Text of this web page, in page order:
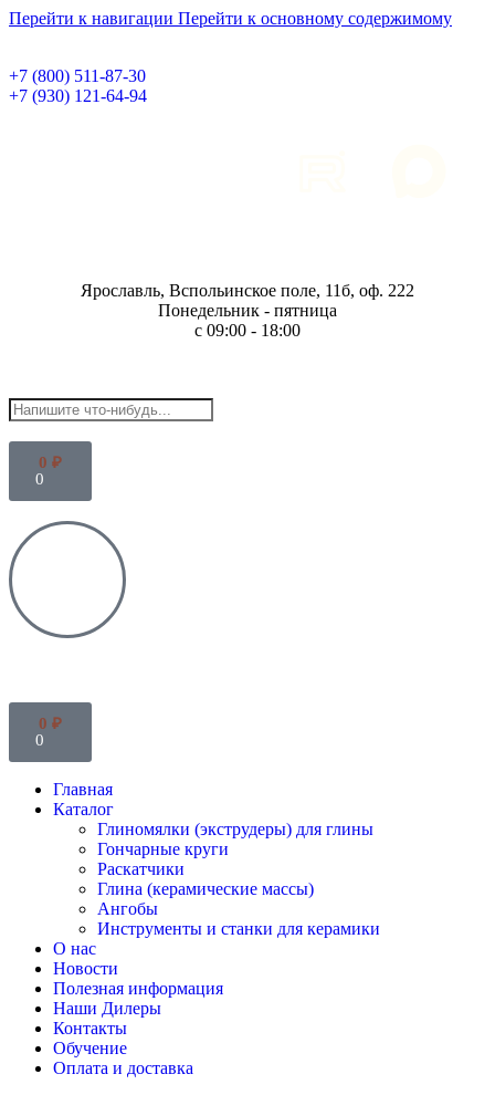
Перейти к навигации Перейти к основному содержимому
+7 (800) 511-87-30
+7 (930) 121-64-94
Ярославль, Вспольинское поле, 11б, оф. 222
Понедельник - пятница
с 09:00 - 18:00
0 ₽
0
0 ₽
0
Главная
Каталог
Глиномялки (экструдеры) для глины
Гончарные круги
Раскатчики
Глина (керамические массы)
Ангобы
Инструменты и станки для керамики
О нас
Новости
Полезная информация
Наши Дилеры
Контакты
Обучение
Оплата и доставка